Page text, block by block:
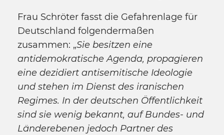
Frau Schröter fasst die Gefahrenlage für
Deutschland folgendermaßen
zusammen: „Sie besitzen eine
antidemokratische Agenda, propagieren
eine dezidiert antisemitische Ideologie
und stehen im Dienst des iranischen
Regimes. In der deutschen Öffentlichkeit
sind sie wenig bekannt, auf Bundes- und
Länderebenen jedoch Partner des